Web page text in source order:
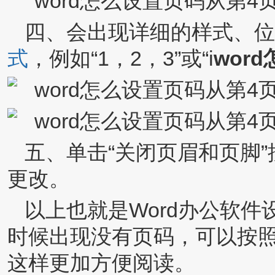
四、会出现详细的样式、
式 ，例如“1，2，3”或“iword
五、单击“关闭页眉和页脚”
更改。
以上也就是Word办公软件
时候出现没有页码，可以按
这样更加方便阅读。